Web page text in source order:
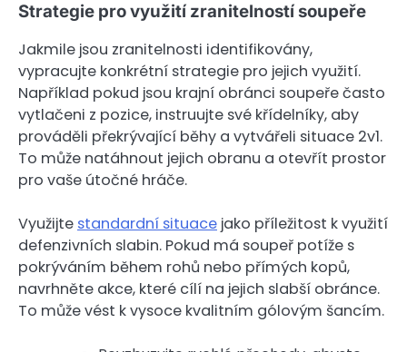
Strategie pro využití zranitelností soupeře
Jakmile jsou zranitelnosti identifikovány,
vypracujte konkrétní strategie pro jejich využití.
Například pokud jsou krajní obránci soupeře často
vytlačeni z pozice, instruujte své křídelníky, aby
prováděli překrývající běhy a vytvářeli situace 2v1.
To může natáhnout jejich obranu a otevřít prostor
pro vaše útočné hráče.
Využijte standardní situace jako příležitost k využití
defenzivních slabin. Pokud má soupeř potíže s
pokrýváním během rohů nebo přímých kopů,
navrhněte akce, které cílí na jejich slabší obránce.
To může vést k vysoce kvalitním gólovým šancím.